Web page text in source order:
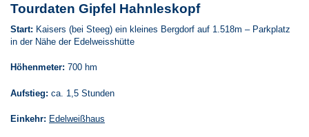
Tourdaten Gipfel Hahnleskopf
Start: Kaisers (bei Steeg) ein kleines Bergdorf auf 1.518m – Parkplatz
in der Nähe der Edelweisshütte
Höhenmeter: 700 hm
Aufstieg: ca. 1,5 Stunden
Einkehr: Edelweißhaus